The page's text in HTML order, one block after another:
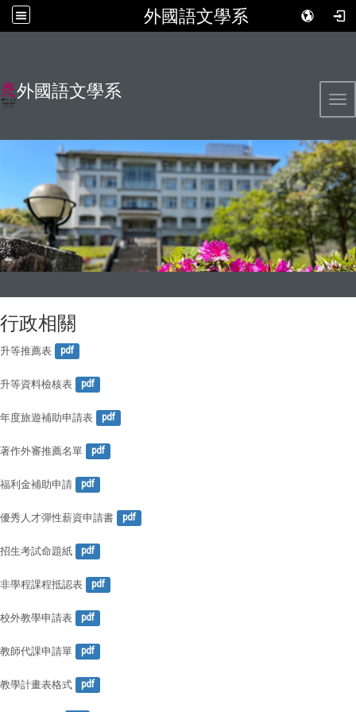
外國語文學系
外國語文學系
行政相關
升等推薦表 pdf
升等資料檢核表 pdf
年度旅遊補助申請表 pdf
著作外審推薦名單 pdf
福利金補助申請 pdf
優秀人才彈性薪資申請書 pdf
招生考試命題紙 pdf
非學程課程抵認表 pdf
校外教學申請表 pdf
教師代課申請單 pdf
教學計畫表格式 pdf